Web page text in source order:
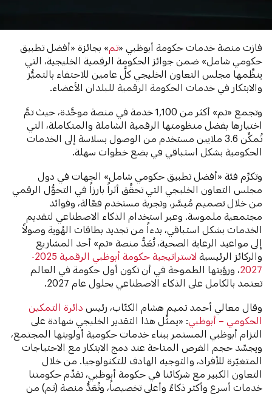
فازت منصة خدمات حكومة أبوظبي «تم» بجائزة «أفضل تطبيق
حكومي شامل» ضمن جوائز الحكومة الرقمية الخليجية، التي
ينظِّمها مجلس التعاون الخليجي كلَّ عامين للاحتفاء بالتميُّز
والابتكار في خدمات الحكومة الرقمية للبلدان الأعضاء.
وتجمع «تم» أكثر من 1,100 خدمة في منصة موحَّدة، حيث تمَّ
اختيارها بفضل منظومتها الرقمية الشاملة والمتكاملة، التي
تُمكِّن 3.6 ملايين مستخدم من الوصول بسلاسة إلى الخدمات
الحكومية بشكل استباقي في بضع خطوات سهلة.
وتكرِّم فئة «أفضل تطبيق حكومي شامل» الجهات في دول
مجلس التعاون الخليجي التي تحقِّق أثراً بارزاً في التحوُّل الرقمي
من خلال تصميم مُيسَّر، وتجربة مستخدم فعّالة، وفوائد
مجتمعية ملموسة. وعبر استخدام الذكاء الاصطناعي لتقديم
الخدمات بشكل استباقي، بدءاً من تجديد بطاقات الهُوية وصولاً
إلى مواعيد الرعاية الصحية، تُعَدُّ منصة «تم» أحد المشاريع
والركائز الرئيسية
لاستراتيجية حكومة أبوظبي الرقمية 2025-
2027، ورؤيتها الطموحة في أن تكون أول حكومة في العالم
تعتمد بالكامل على الذكاء الاصطناعي بحلول عام 2027.
وقال معالي أحمد تميم هشام الكتّاب، رئيسدائرة التمكين
الحكومي – أبوظبي : «يمثِّل هذا التقدير الخليجي شهادة على
التزام أبوظبي المستمر ببناء خدمات حكومية أولويتها المجتمع،
ويجسِّد حجم الفرص المتاحة عند دمج الابتكار مع الاحتياجات
المتغيّرة للأفراد، والتوجيه الهادف للتكنولوجيا. من خلال
التعاون الكبير مع شركائنا في حكومة أبوظبي، تقدِّم حكومتنا
خدمات أسرع وأكثر ذكاءً وأعلى تخصيصاً، وتُعَدُّ منصة (تم) من